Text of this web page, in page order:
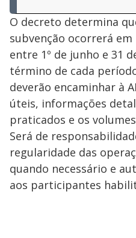
O decreto determina
subvenção ocorrerá
entre 1º de junho e 31
término de cada
deverão encaminhar à
úteis, informações
praticados e os
Será de
regularidade das
quando necessário e
aos participantes